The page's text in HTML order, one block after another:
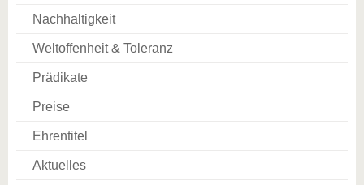
Nachhaltigkeit
Weltoffenheit & Toleranz
Prädikate
Preise
Ehrentitel
Aktuelles